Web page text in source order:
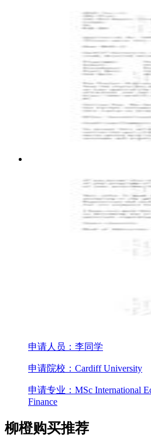
申请人员：李同学
申请院校：Cardiff University
申请专业：MSc International
Finance
柳橙购买推荐